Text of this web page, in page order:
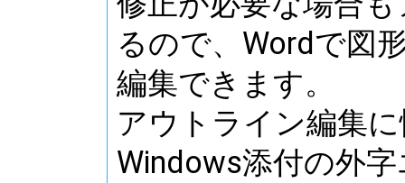
るので、Wordで図
編集できます。
アウトライン編集
Windows添付の外